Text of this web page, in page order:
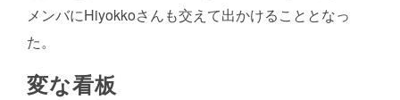
メンバにHiyokkoさんも交えて出かけることとなっ
た。
変な看板